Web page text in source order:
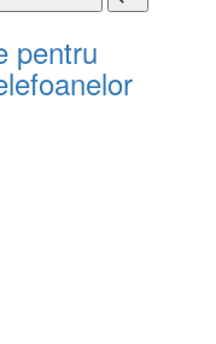
pentru